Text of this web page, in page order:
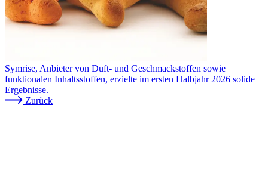
Symrise, Anbieter von Duft- und Geschmackstoffen sowie
funktionalen Inhaltsstoffen, erzielte im ersten Halbjahr 2026 solide
Ergebnisse.
Zurück